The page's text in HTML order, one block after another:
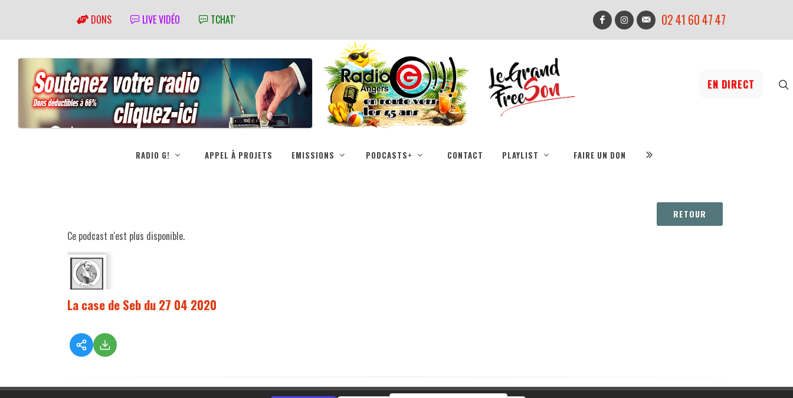
DONS LIVE VIDÉO TCHAT' 02 41 60 47 47
EN DIRECT
RADIO G! APPEL À PROJETS EMISSIONS PODCASTS+ CONTACT PLAYLIST FAIRE UN DON
RETOUR
Ce podcast n'est plus disponible.
La case de Seb du 27 04 2020